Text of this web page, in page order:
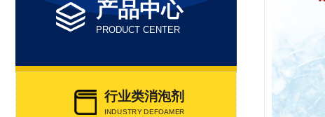
产品中心
PRODUCT CENTER
行业类消泡剂
INDUSTRY DEFOAMER